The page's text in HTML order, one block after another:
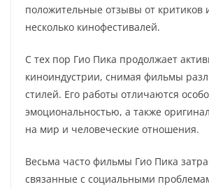
положительные отзывы от критиков
несколько кинофестивалей.
С тех пор Гио Пика продолжает
киноиндустрии, снимая фильмы
стилей. Его работы отличаются
эмоциональностью, а также
на мир и человеческие отношения.
Весьма часто фильмы Гио Пика
связанные с социальными